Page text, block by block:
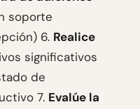
soporte
6. Realice
significativos
de
7. Evalúe la